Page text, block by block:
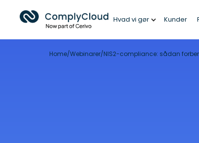
Hvad vi gør Kunder
Home/Webinarer/NIS2-compliance: sådan